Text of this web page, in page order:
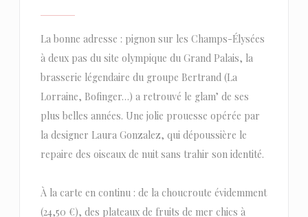
La bonne adresse : pignon sur les Champs-Élysées
à deux pas du site olympique du Grand Palais, la
brasserie légendaire du groupe Bertrand (La
Lorraine, Bofinger…) a retrouvé le glam’ de ses
plus belles années. Une jolie prouesse opérée par
la designer Laura Gonzalez, qui dépoussière le
repaire des oiseaux de nuit sans trahir son identité.
À la carte en continu : de la choucroute évidemment
(24,50 €), des plateaux de fruits de mer chics à